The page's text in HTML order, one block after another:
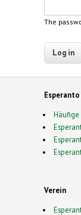
The
Esperanto
Häufige
Verein